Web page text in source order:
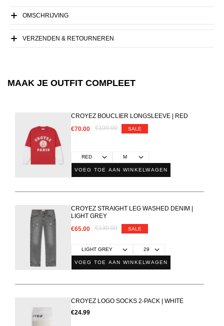
OMSCHRIJVING
VERZENDEN & RETOURNEREN
MAAK JE OUTFIT COMPLEET
CROYEZ BOUCLIER LONGSLEEVE | RED
€70.00
€100.00 SALE
VOEG TOE AAN WINKELWAGEN
CROYEZ STRAIGHT LEG WASHED DENIM |
LIGHT GREY
€65.00
€130.00 SALE
VOEG TOE AAN WINKELWAGEN
CROYEZ LOGO SOCKS 2-PACK | WHITE
€24.99